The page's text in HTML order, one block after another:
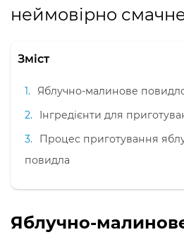
неймовірно
Зміст
Яблучно-малинове
Інгредієнти для
Процес приготування
повидла
Яблучно-